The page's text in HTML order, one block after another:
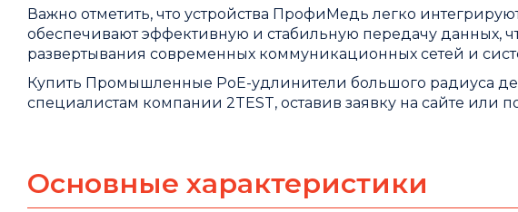
Важно отметить, что устройства ПрофиМедь легко
обеспечивают эффективную и стабильную передачу данных,
развертывания современных коммуникационных сетей и
Купить Промышленные PoE-удлинители большого радиуса
специалистам компании 2TEST, оставив заявку на сайте или
Основные характеристики